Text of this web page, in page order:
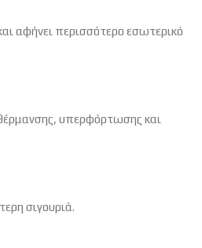
αφήνει περισσότερο εσωτερικό
υπερφόρτωσης και
σιγουριά.